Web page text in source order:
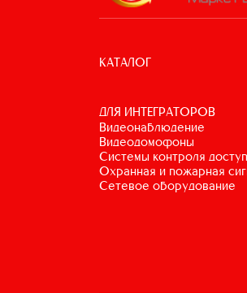
КАТАЛОГ
ДЛЯ ИНТЕГРАТОРОВ
видеонаблюдение
видеодомофоны
системы контроля
охранная и пожарная
сетевое оборудование